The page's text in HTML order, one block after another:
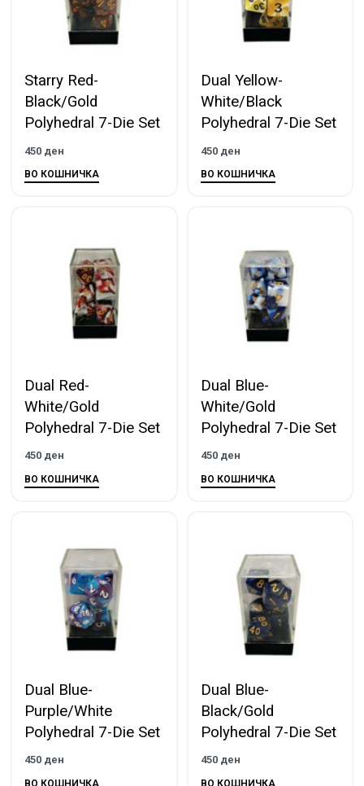
Starry Red-
Black/Gold
Polyhedral 7-Die Set
450 ден
ВО КОШНИЧКА
Dual Yellow-
White/Black
Polyhedral 7-Die Set
450 ден
ВО КОШНИЧКА
Dual Red-
White/Gold
Polyhedral 7-Die Set
450 ден
ВО КОШНИЧКА
Dual Blue-
White/Gold
Polyhedral 7-Die Set
450 ден
ВО КОШНИЧКА
Dual Blue-
Purple/White
Polyhedral 7-Die Set
450 ден
ВО КОШНИЧКА
Dual Blue-
Black/Gold
Polyhedral 7-Die Set
450 ден
ВО КОШНИЧКА